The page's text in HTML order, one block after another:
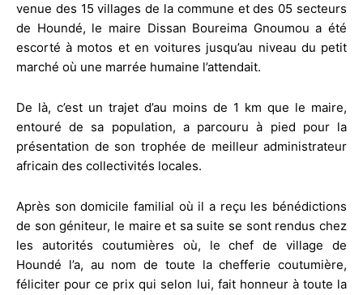
venue des 15 villages de la commune et des 05 secteurs
de Houndé, le maire Dissan Boureima Gnoumou a été
escorté à motos et en voitures jusqu’au niveau du petit
marché où une marrée humaine l’attendait.
De là, c’est un trajet d’au moins de 1 km que le maire,
entouré de sa population, a parcouru à pied pour la
présentation de son trophée de meilleur administrateur
africain des collectivités locales.
Après son domicile familial où il a reçu les bénédictions
de son géniteur, le maire et sa suite se sont rendus chez
les autorités coutumières où, le chef de village de
Houndé l’a, au nom de toute la chefferie coutumière,
féliciter pour ce prix qui selon lui, fait honneur à toute la